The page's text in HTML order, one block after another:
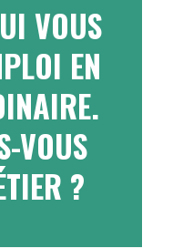
VOUS
EN
VOUS
?